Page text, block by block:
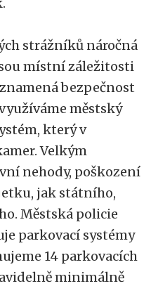
strážníků náročná
místní záležitosti
bezpečnost
městský
který v
Velkým
nehody, poškození
jak státního,
Městská policie
parkovací systémy
14 parkovacích
minimálně